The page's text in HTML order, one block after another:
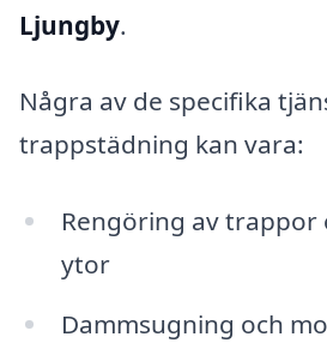
Ljungby.
Några av de specifika
trappstädning kan vara:
Rengöring av trappor
ytor
Dammsugning och